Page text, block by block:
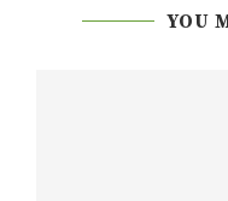
YOU